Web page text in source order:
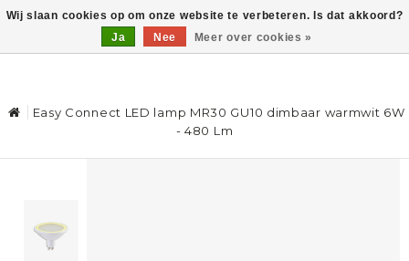
0
Easy Connect LED lamp MR30 GU10 dimbaar warmwit 6W
- 480 Lm
Wij slaan cookies op om onze website te verbeteren. Is dat akkoord?
Ja
Nee Meer over cookies »